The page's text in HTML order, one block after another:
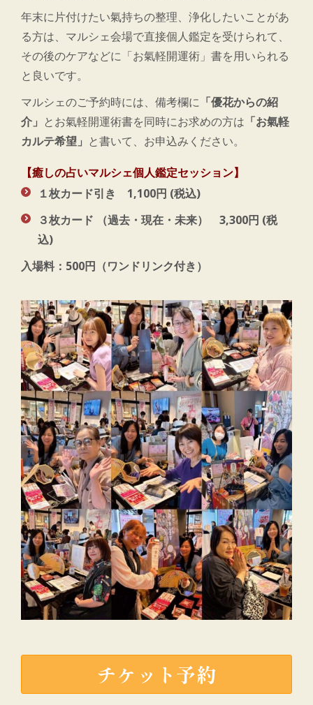
年末に片付けたい氣持ちの整理、浄化したいことがあ
る方は、マルシェ会場で直接個人鑑定を受けられて、
その後のケアなどに「お氣軽開運術」書を用いられる
と良いです。
マルシェのご予約時には、備考欄に 「優花からの紹
介」 とお氣軽開運術書を同時にお求めの方は 「お氣軽
カルテ希望」 と書いて、お申込みください。
【癒しの占いマルシェ個人鑑定セッション】
１枚カード引き
1,100円 (税込)
３枚カード （過去・現在・未来）
3,300円 (税
込)
入場料：500円（ワンドリンク付き）
チケット予約